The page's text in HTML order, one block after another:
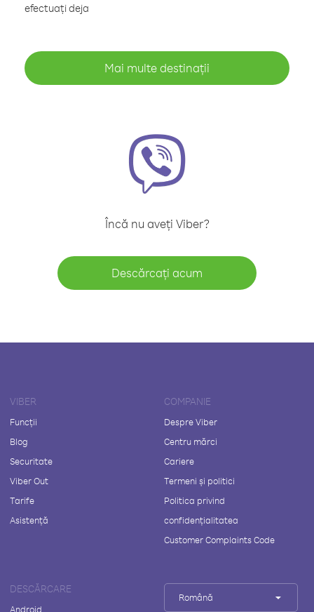
efectuați deja
Mai multe destinații
Încă nu aveți Viber?
Descărcați acum
VIBER
Funcții
Blog
Securitate
Viber Out
Tarife
Asistență
COMPANIE
Despre Viber
Centru mărci
Cariere
Termeni și politici
Politica privind
confidențialitatea
Customer Complaints Code
DESCĂRCARE
Android
Română